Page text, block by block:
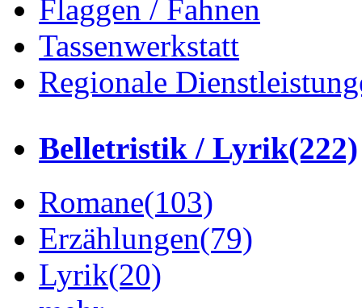
Flaggen / Fahnen
Tassenwerkstatt
Regionale
Belletristik / Lyrik(222)
Romane(103)
Erzählungen(79)
Lyrik(20)